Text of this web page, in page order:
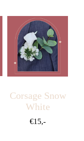
Corsage Snow
White
€15,-